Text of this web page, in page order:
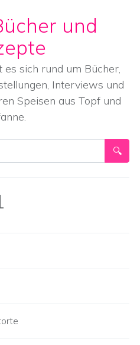
und
sich rund um Bücher,
Interviews und
Speisen aus Topf und